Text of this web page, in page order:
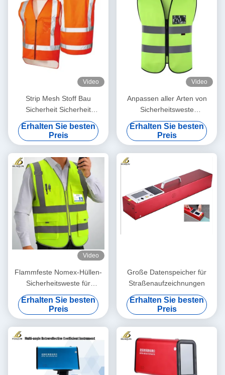
Video
Strip Mesh Stoff Bau
Sicherheit Sicherheit
Reflexionsweste
Erhalten Sie besten
Preis
Video
Anpassen aller Arten von
Sicherheitsweste
reflektierende Weste
Kleidung hohe Helligkeit
reflektierende Weste
Erhalten Sie besten
Preis
Video
Flammfeste Nomex-Hüllen-
Sicherheitsweste für
Motorrad-Minen-
Sicherheitsbekleidung
Reflektor-Sicherheits-T-Shirt
Sicherheitswache-Kleidung
Erhalten Sie besten
Preis
Große Datenspeicher für
Straßenaufzeichnungen
Erhalten Sie besten
Preis